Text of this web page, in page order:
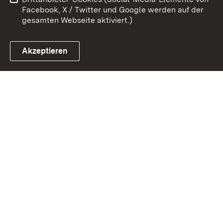
Link zum Landesportal
Facebook, X / Twitter und Google werden auf der
gesamten Webseite aktiviert.)
Akzeptieren